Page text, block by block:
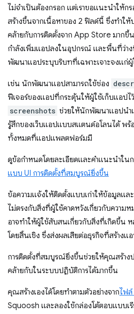
ไม่จำเป็นต้องกรอก แต่เราขอแนะนำให้ก
สร้างขึ้นจากเนื้อหาของ 2 ฟิลด์นี้ ซึ่งทำให้
คล้ายกับการติดตั้งจาก App Store มากขึ้
กำลังเพิ่มแอปลงในอุปกรณ์ และพื้นที่ว่า
พัฒนาแอประบุบริบทที่เฉพาะเจาะจงแก่ผู้
เช่น นักพัฒนาแอปสามารถใช้ช่อง
ฟีเจอร์ของแอปที่กระตุ้นให้ผู้ใช้เก็บแอป
screenshots ช่วยให้นักพัฒนาแอปนำ
รู้สึกของเว็บแอปแบบสแตนด์อโลนได้ พร้
ทั้งหมดที่แอปแพลตฟอร์มมี
ดูข้อกำหนดโดยละเอียดและคำแนะนำใน
แบบ UI การติดตั้งที่สมบูรณ์ยิ่งขึ้น
ข้อความแจ้งให้ติดตั้งแบบเก่าให้ข้อมูลแล
ไม่ตรงกับสิ่งที่ผู้ใช้คาดหวังเกี่ยวกับความห
อาจทำให้ผู้ใช้สับสนเกี่ยวกับสิ่งที่เกิดขึ้น ห
โดยสิ้นเชิง ซึ่งส่งผลเสียต่อธุรกิจที่สร้างแ
การติดตั้งที่สมบูรณ์ยิ่งขึ้นช่วยให้คุณสร้าง
คล้ายกับในระบบปฏิบัติการได้มากขึ้น
คุณสร้างเองได้โดยทำตามตัวอย่างจากไฟ
Squoosh และลองใช้กล่องโต้ตอบแบบเ